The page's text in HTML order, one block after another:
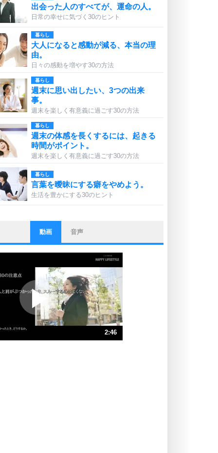
出会った人のすべてが、運命の人。
日常の幸せに気づく30のヒント
暮らし
大人になると感動が減る、本当の理
由。
日々の感動を増やす30の方法
暮らし
週末に思い出したい、3つの出来
事。
週末を楽しく有意義に過ごす30の方法
暮らし
週末の体感を長くするには、起きる
時間がポイント。
週末を楽しく有意義に過ごす30の方法
暮らし
言葉を曖昧にする癖をやめよう。
生活を豊かにする30のヒント
ストレス対策
他人と比べない。
いっそのこと、他人を見ない。
プラス思考
ポジティブになれない原因は、行動
しないから。
ポジティブ思考になる30の方法
ストレス対策
動画 音声
2:46